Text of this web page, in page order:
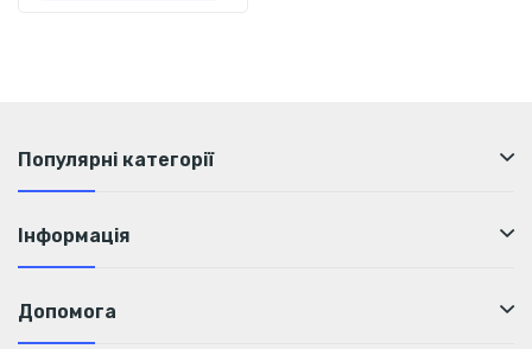
Популярні категорії
Інформація
Допомога